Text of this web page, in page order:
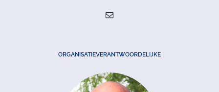
ORGANISATIEVERANTWOORDELIJKE